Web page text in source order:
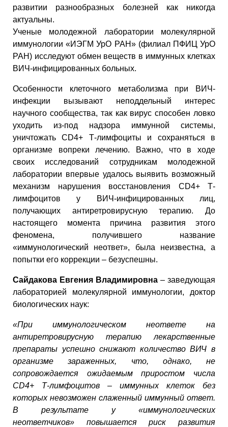
развитии разнообразных болезней как никогда
актуальны.
Ученые молодежной лаборатории молекулярной
иммунологии «ИЭГМ УрО РАН» (филиал ПФИЦ УрО
РАН) исследуют обмен веществ в иммунных клетках
ВИЧ-инфицированных больных.
Особенности клеточного метаболизма при ВИЧ-
инфекции вызывают неподдельный интерес
научного сообщества, так как вирус способен ловко
уходить из-под надзора иммунной системы,
уничтожать CD4+ Т-лимфоциты и сохраняться в
организме вопреки лечению. Важно, что в ходе
своих исследований сотрудникам молодежной
лаборатории впервые удалось выявить возможный
механизм нарушения восстановления CD4+ Т-
лимфоцитов у ВИЧ-инфицированных лиц,
получающих антиретровирусную терапию. До
настоящего момента причина развития этого
феномена, получившего название
«иммунологический неответ», была неизвестна, а
попытки его коррекции – безуспешны.
Сайдакова Евгения Владимировна – заведующая
лабораторией молекулярной иммунологии, доктор
биологических наук:
«При иммунологическом неответе на
антиретровирусную терапию лекарственные
препараты успешно снижают количество ВИЧ в
организме зараженных, что, однако, не
сопровождается ожидаемым приростом числа
CD4+ Т-лимфоцитов – иммунных клеток без
которых невозможен слаженный иммунный ответ.
В результате у «иммунологических
неответчиков» повышается риск развития